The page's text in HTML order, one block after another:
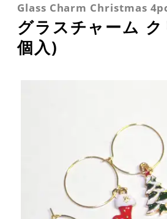
Glass Charm Christmas
グラスチャーム
個入)